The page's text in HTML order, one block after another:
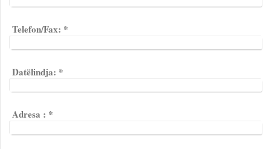
Telefon/Fax: *
Datëlindja: *
Adresa : *